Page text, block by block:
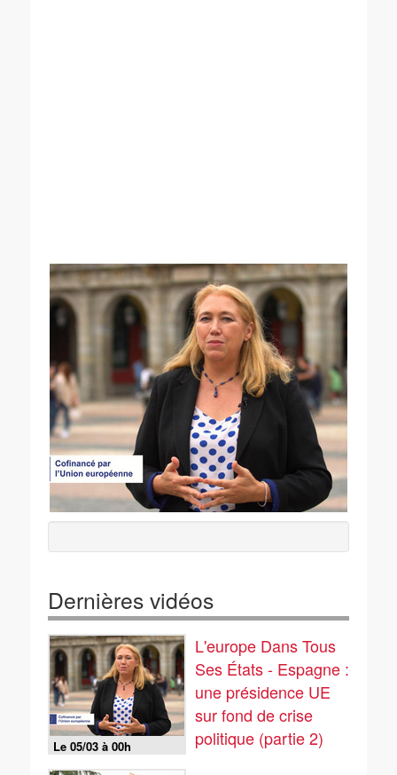
Dernières vidéos
Le 05/03 à 00h
L'europe Dans Tous
Ses États - Espagne :
une présidence UE
sur fond de crise
politique (partie 2)